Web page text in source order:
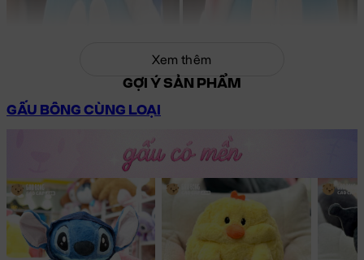
Xem thêm
GỢI Ý SẢN PHẨM
GẤU BÔNG CÙNG LOẠI